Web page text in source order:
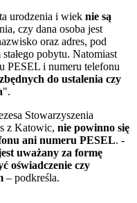
urodzenia i wiek nie są
czy dana osoba jest
oraz adres, pod
pobytu. Natomiast
PESEL i numeru telefonu
do ustalenia czy
".
Stowarzyszenia
z Katowic, nie powinno się
ani numeru PESEL. -
uważany za formę
oświadczenie czy
– podkreśla.